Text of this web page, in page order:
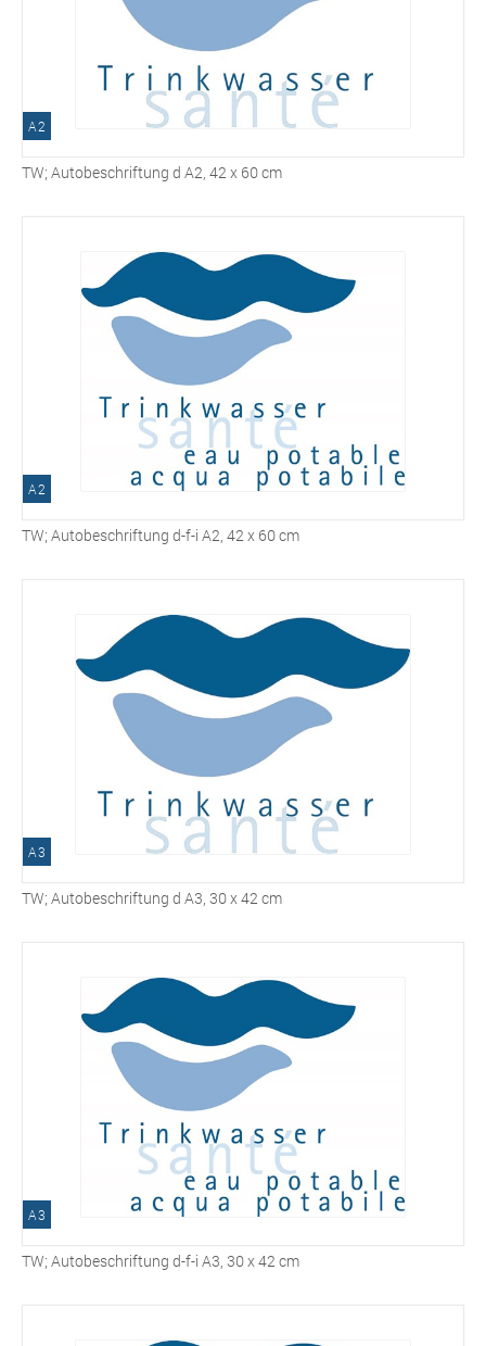
A2
TW; Autobeschriftung d A2, 42 x 60 cm
A2
TW; Autobeschriftung d-f-i A2, 42 x 60 cm
A3
TW; Autobeschriftung d A3, 30 x 42 cm
A3
TW; Autobeschriftung d-f-i A3, 30 x 42 cm